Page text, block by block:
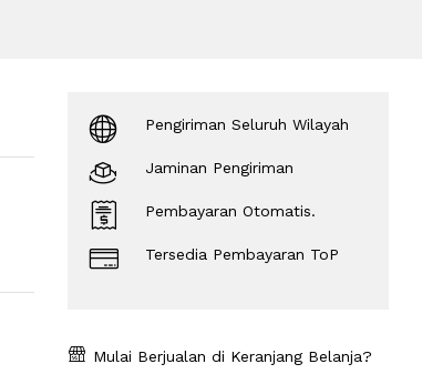
Pengiriman Seluruh Wilayah
Jaminan Pengiriman
Pembayaran Otomatis.
Tersedia Pembayaran ToP
Mulai Berjualan di Keranjang Belanja?